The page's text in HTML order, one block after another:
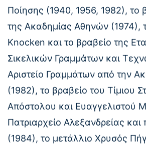
Ποίησης (1940, 1956, 1982), το
της Ακαδημίας Αθηνών (1974),
Knocken και το βραβείο της
Σικελικών Γραμμάτων και
Αριστείο Γραμμάτων από την
(1982), το βραβείο του Τίμιου
Απόστολου και Ευαγγελιστού
Πατριαρχείο Αλεξανδρείας
(1984), το μετάλλιο Χρυσός